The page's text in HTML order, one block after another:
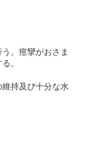
。痙攣がおさま
。
持及び十分な水